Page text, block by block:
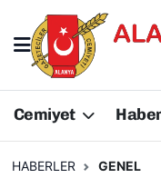
Cemiyet
HABERLER GENEL
Hakkımızda
Başkanlarımız
Yönetim Kurulu
Başkan
AGC
Yönetim Kurulu